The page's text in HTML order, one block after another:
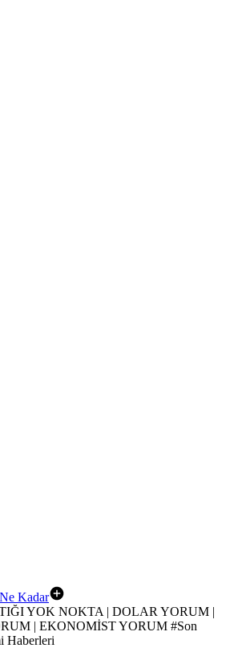
Kadar
YOK NOKTA | DOLAR YORUM |
| EKONOMİST YORUM #Son
Haberleri